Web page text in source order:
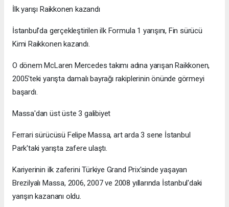
İlk yarışı Raikkonen kazandı
İstanbul'da gerçekleştirilen ilk Formula 1 yarışını, Fin sürücü
Kimi Raikkonen kazandı.
O dönem McLaren Mercedes takımı adına yarışan Raikkonen,
2005'teki yarışta damalı bayrağı rakiplerinin önünde görmeyi
başardı.
Massa'dan üst üste 3 galibiyet
Ferrari sürücüsü Felipe Massa, art arda 3 sene İstanbul
Park'taki yarışta zafere ulaştı.
Kariyerinin ilk zaferini Türkiye Grand Prix'sinde yaşayan
Brezilyalı Massa, 2006, 2007 ve 2008 yıllarında İstanbul'daki
yarışın kazananı oldu.